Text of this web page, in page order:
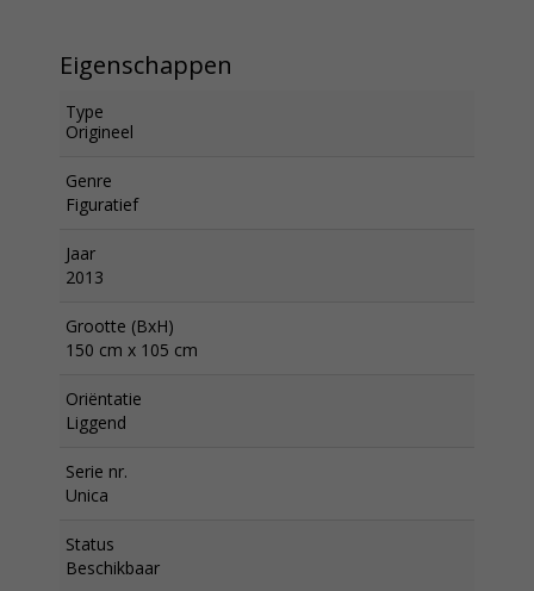
Eigenschappen
Type
Origineel
Genre
Figuratief
Jaar
2013
Grootte (BxH)
150 cm x 105 cm
Oriëntatie
Liggend
Serie nr.
Unica
Status
Beschikbaar